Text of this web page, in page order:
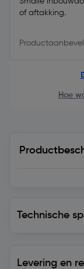
of aftakking.
Hoe
Technische
Levering en